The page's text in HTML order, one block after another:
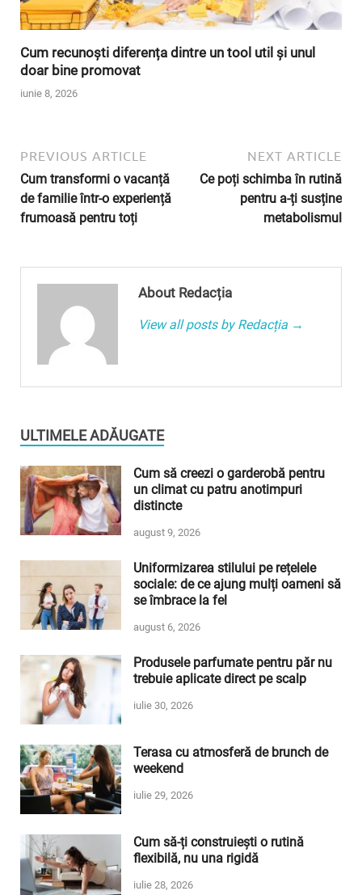
Cum recunoști diferența dintre un tool util și unul
doar bine promovat
iunie 8, 2026
PREVIOUS ARTICLE
Cum transformi o vacanță
de familie într-o experiență
frumoasă pentru toți
NEXT ARTICLE
Ce poți schimba în rutină
pentru a-ți susține
metabolismul
About Redacția
View all posts by Redacția →
ULTIMELE ADĂUGATE
Cum să creezi o garderobă pentru
un climat cu patru anotimpuri
distincte
august 9, 2026
Uniformizarea stilului pe rețelele
sociale: de ce ajung mulți oameni să
se îmbrace la fel
august 6, 2026
Produsele parfumate pentru păr nu
trebuie aplicate direct pe scalp
iulie 30, 2026
Terasa cu atmosferă de brunch de
weekend
iulie 29, 2026
Cum să-ți construiești o rutină
flexibilă, nu una rigidă
iulie 28, 2026